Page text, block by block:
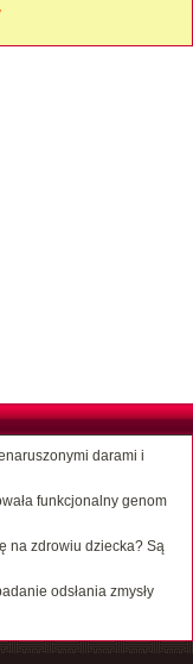
darami i
funkcjonalny genom
na zdrowiu dziecka? Są
odsłania zmysły